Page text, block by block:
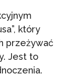
który
przeżywać
Jest to